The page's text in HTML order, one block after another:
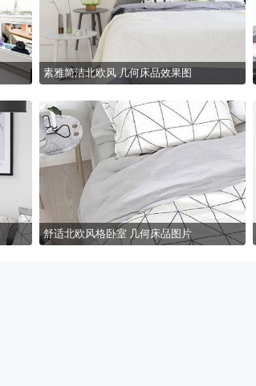
素雅简洁北欧风 几何床品效果图
舒适北欧风格卧室 几何床品图片